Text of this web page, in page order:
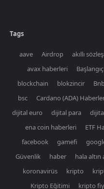
Tags
aave Airdrop akıllı
avax haberleri
Başlangıç
blockchain
blokzincir
bsc
Cardano (ADA)
dijital euro
dijital para
ena coin haberleri
ETF
facebook
gamefi
Güvenlik
haber hala altın
koronavirüs
kripto
Kripto Eğitimi
kripto